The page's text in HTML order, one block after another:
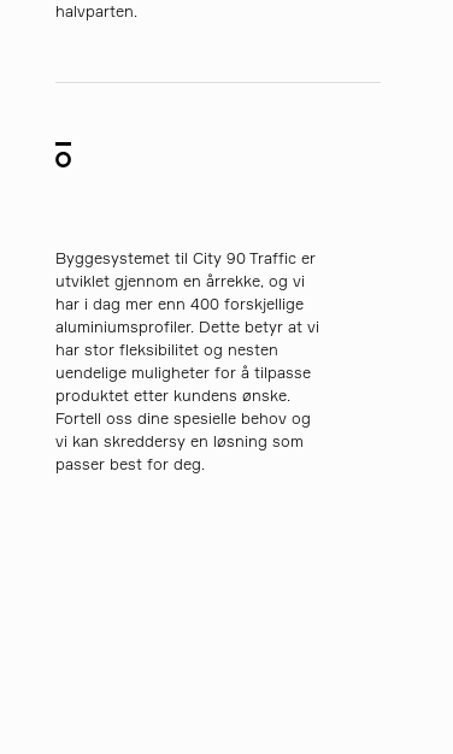
halvparten.
Byggesystemet til City 90 Traffic er
utviklet gjennom en årrekke, og vi
har i dag mer enn 400 forskjellige
aluminiumsprofiler. Dette betyr at vi
har stor fleksibilitet og nesten
uendelige muligheter for å tilpasse
produktet etter kundens ønske.
Fortell oss dine spesielle behov og
vi kan skreddersy en løsning som
passer best for deg.